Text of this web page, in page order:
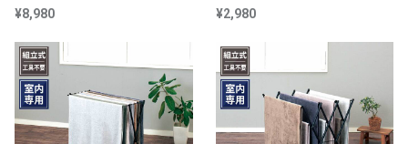
¥8,980 ¥2,980